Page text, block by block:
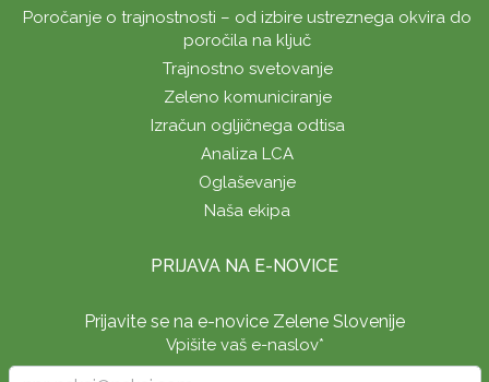
Poročanje o trajnostnosti – od izbire ustreznega okvira do
poročila na ključ
Trajnostno svetovanje
Zeleno komuniciranje
Izračun ogljičnega odtisa
Analiza LCA
Oglaševanje
Naša ekipa
PRIJAVA NA E-NOVICE
Prijavite se na e-novice Zelene Slovenije
Vpišite vaš e-naslov*